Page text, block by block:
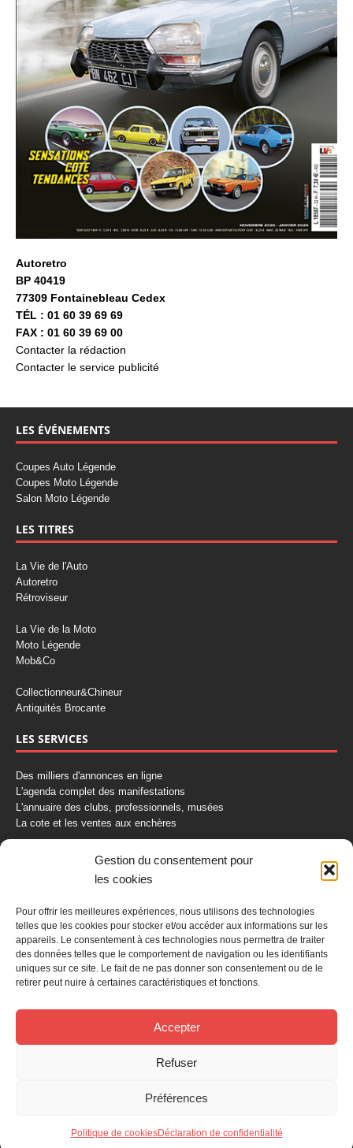
Gestion du consentement pour
les cookies
Pour offrir les meilleures expériences, nous utilisons des technologies
telles que les cookies pour stocker et/ou accéder aux informations sur les
appareils. Le consentement à ces technologies nous permettra de traiter
des données telles que le comportement de navigation ou les identifiants
uniques sur ce site. Le fait de ne pas donner son consentement ou de le
retirer peut nuire à certaines caractéristiques et fonctions.
Accepter
Refuser
Préférences
Politique de cookiesDéclaration de confidentialité
Autoretro
BP 40419
77309 Fontainebleau Cedex
TÉL : 01 60 39 69 69
FAX : 01 60 39 69 00
Contacter la rédaction
Contacter le service publicité
LES ÉVÉNEMENTS
Coupes Auto Légende
Coupes Moto Légende
Salon Moto Légende
LES TITRES
La Vie de l'Auto
Autoretro
Rétroviseur
La Vie de la Moto
Moto Légende
Mob&Co
Collectionneur&Chineur
Antiquités Brocante
LES SERVICES
Des milliers d'annonces en ligne
L'agenda complet des manifestations
L'annuaire des clubs, professionnels, musées
La cote et les ventes aux enchères
La Boutique du Collectionneur
AUTORETRO
BP 40419
77309 Fontainebleau Cedex
Fax: 01 60 39 69 00
Nous contacter par email
© 2026 -Editions LVA